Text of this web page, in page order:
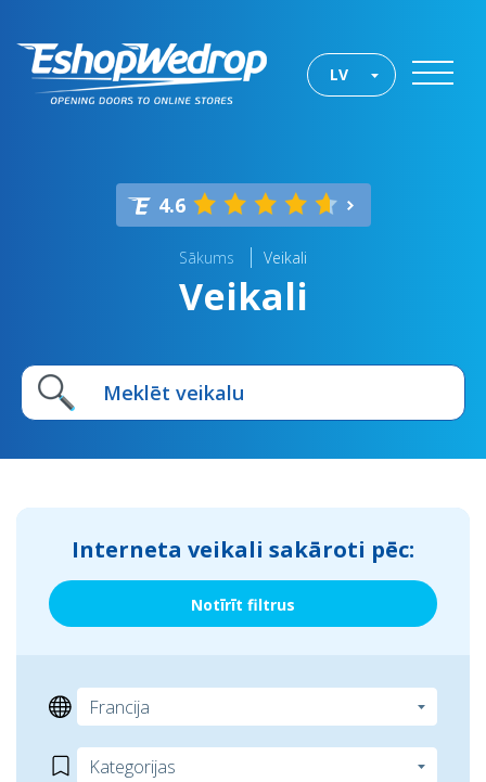
LV
4.6
Sākums Veikali
Veikali
Interneta veikali sakāroti pēc:
Notīrīt filtrus